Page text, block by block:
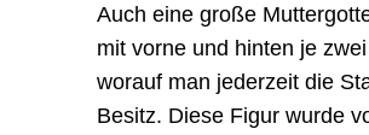
Auch eine große
mit vorne und hinten je
worauf man jederzeit die
Besitz. Diese Figur wurde